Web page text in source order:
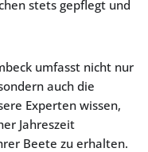
stets gepflegt und
umfasst nicht nur
auch die
Experten wissen,
Jahreszeit
Beete zu erhalten.